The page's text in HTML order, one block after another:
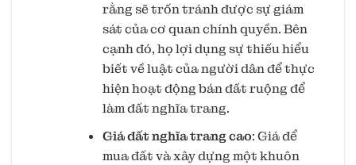
rằng sẽ trốn tránh được sự giám
sát của cơ quan chính quyền. Bên
cạnh đó, họ lợi dụng sự thiếu hiểu
biết về luật của người dân để thực
hiện hoạt động bán đất ruộng để
làm đất nghĩa trang.
Giá đất nghĩa trang cao: Giá để
mua đất và xây dựng một khuôn